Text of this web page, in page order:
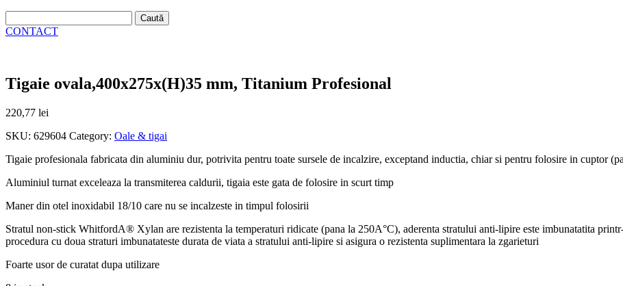
după:
CONTACT
Tigaie ovala,400x275x(H)35 mm, Titanium Profesional
220,77 lei
SKU: 629604 Category: Oale & tigai
Tigaie profesionala fabricata din aluminiu dur, potrivita pentru toate sursele de incalzire, exceptand inductia, chiar si pentru folosire in cuptor
Aluminiul turnat exceleaza la transmiterea caldurii, tigaia este gata de folosire in scurt timp
Maner din otel inoxidabil 18/10 care nu se incalzeste in timpul folosirii
Stratul non-stick WhitfordA® Xylan are rezistenta la temperaturi ridicate (pana la 250A°C), aderenta stratului anti-lipire este imbunatatita
procedura cu doua straturi imbunatateste durata de viata a stratului anti-lipire si asigura o rezistenta suplimentara la zgarieturi
Foarte usor de curatat dupa utilizare